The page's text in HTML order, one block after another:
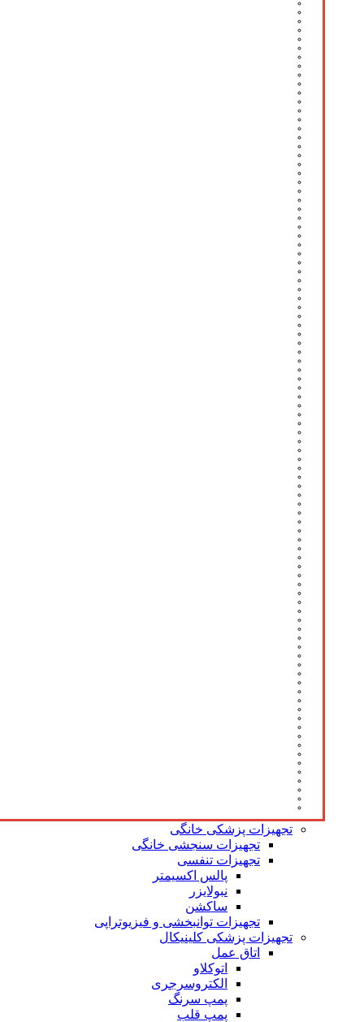
تجهیزات پزشکی خانگی
تجهیزات سنجشی خانگی
تجهیزات تنفسی
پالس اکسیمتر
نبولایزر
ساکشن
تجهیزات توانبخشی و فیزیوتراپی
تجهیزات پزشکی کلینیکال
اتاق عمل
اتوکلاو
الکتروسرجری
پمپ سرنگ
پمپ قلب